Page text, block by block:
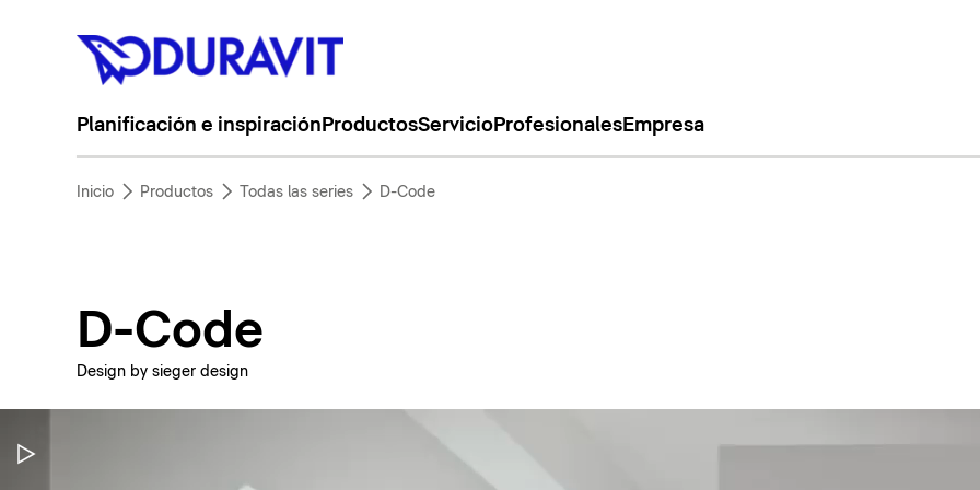
Planificación e inspiración ProductosServicioProfesionalesEmpresa
Inicio Productos Todas las series D-Code
D-Code
Design by sieger design
Pausar vídeo